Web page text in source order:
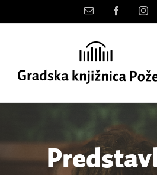
to
Kontakt Facebook